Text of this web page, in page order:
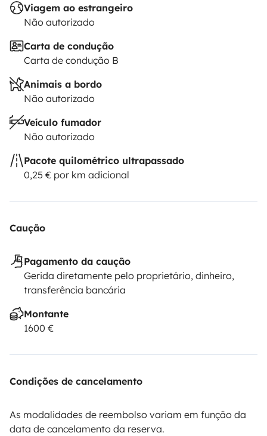
Viagem ao estrangeiro
Não autorizado
Carta de condução
Carta de condução B
Animais a bordo
Não autorizado
Veículo fumador
Não autorizado
Pacote quilométrico ultrapassado
0,25 € por km adicional
Caução
Pagamento da caução
Gerida diretamente pelo proprietário, dinheiro,
transferência bancária
Montante
1600 €
Condições de cancelamento
As modalidades de reembolso variam em função da
data de cancelamento da reserva.